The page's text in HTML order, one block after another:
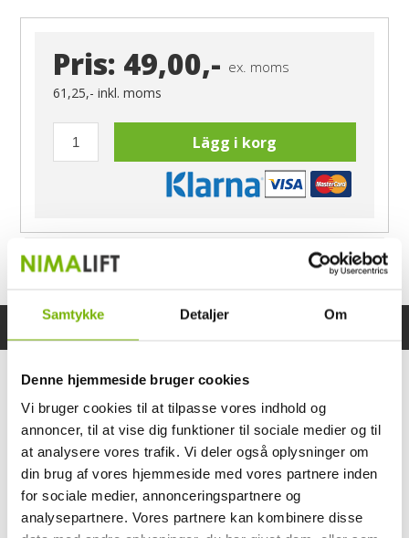
Samtykke Detaljer Om
Denne hjemmeside bruger cookies
Vi bruger cookies til at tilpasse vores indhold og
annoncer, til at vise dig funktioner til sociale medier og til
at analysere vores trafik. Vi deler også oplysninger om
din brug af vores hjemmeside med vores partnere inden
for sociale medier, annonceringspartnere og
analysepartnere. Vores partnere kan kombinere disse
Pris: 49,00,- ex. moms
61,25,-inkl. moms
Lägg i korg
Ring Morten